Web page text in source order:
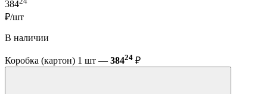
384
₽/шт
В наличии
Коробка (картон) 1 шт — 38424 ₽